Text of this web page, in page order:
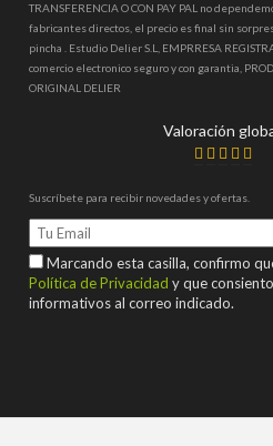
TRANSFERENCIA O CON PAY PAL no
fabricantes directos, el precio es final sin
pincha . Estudio Delier S.L, EMPRRESA
comercio electronico seguro y con garantia,
ORIGINAL DELIER
Valoración
Suscríbete para recibir novedades y ofertas.
Marcando esta casilla, confirmo
Política de Privacidad y que
informativos al correo indicado.